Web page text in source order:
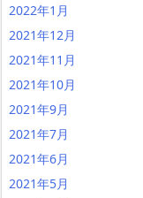
2022年1月
2021年12月
2021年11月
2021年10月
2021年9月
2021年7月
2021年6月
2021年5月